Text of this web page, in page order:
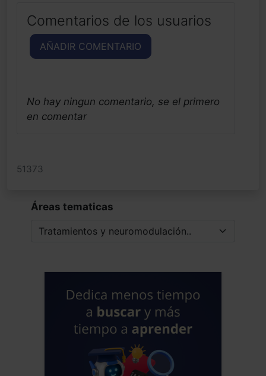
Comentarios de los usuarios
AÑADIR COMENTARIO
No hay ningun comentario, se el primero
en comentar
51373
Áreas tematicas